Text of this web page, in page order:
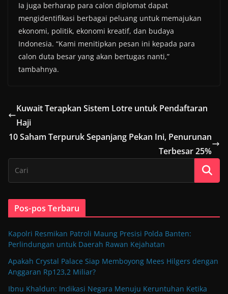
Ia juga berharap para calon diplomat dapat
mengidentifikasi berbagai peluang untuk memajukan
ekonomi, politik, ekonomi kreatif, dan budaya
Indonesia. “Kami menitipkan pesan ini kepada para
calon duta besar yang akan bertugas nanti,”
tambahnya.
Kuwait Terapkan Sistem Lotre untuk Pendaftaran
Haji
10 Saham Terpuruk Sepanjang Pekan Ini, Penurunan
Terbesar 25%
Pos-pos Terbaru
Kapolri Resmikan Patroli Maung Presisi Polda Banten:
Perlindungan untuk Daerah Rawan Kejahatan
Apakah Crystal Palace Siap Memboyong Mees Hilgers dengan
Anggaran Rp123,2 Miliar?
Ibnu Khaldun: Indikasi Negara Menuju Keruntuhan Ketika